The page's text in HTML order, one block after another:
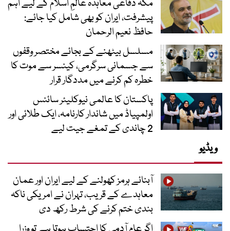
مکہ دفاعی معاہدہ عالمِ اسلام کے لیے اہم
پیشرفت، ایران کو بھی شامل کیا جائے:
حافظ نعیم الرحمان
مسلسل بیٹھنے کے بجائے مختصر وقفوں
سے جسمانی سرگرمی، کینسر سے موت کا
خطرہ کم کرنے میں مددگار قرار
پاکستان کا عالمی نیوکلیئر سائنس
اولمپیاڈ میں شاندار کارنامہ، ایک طلائی اور
2 چاندی کے تمغے جیت لیے
ویڈیو
آبنائے ہرمز کھولنے کے لیے ایران اور عمان
معاہدے کے قریب، تہران نے امریکی ناکہ
بندی ختم کرنے کی شرط رکھ دی